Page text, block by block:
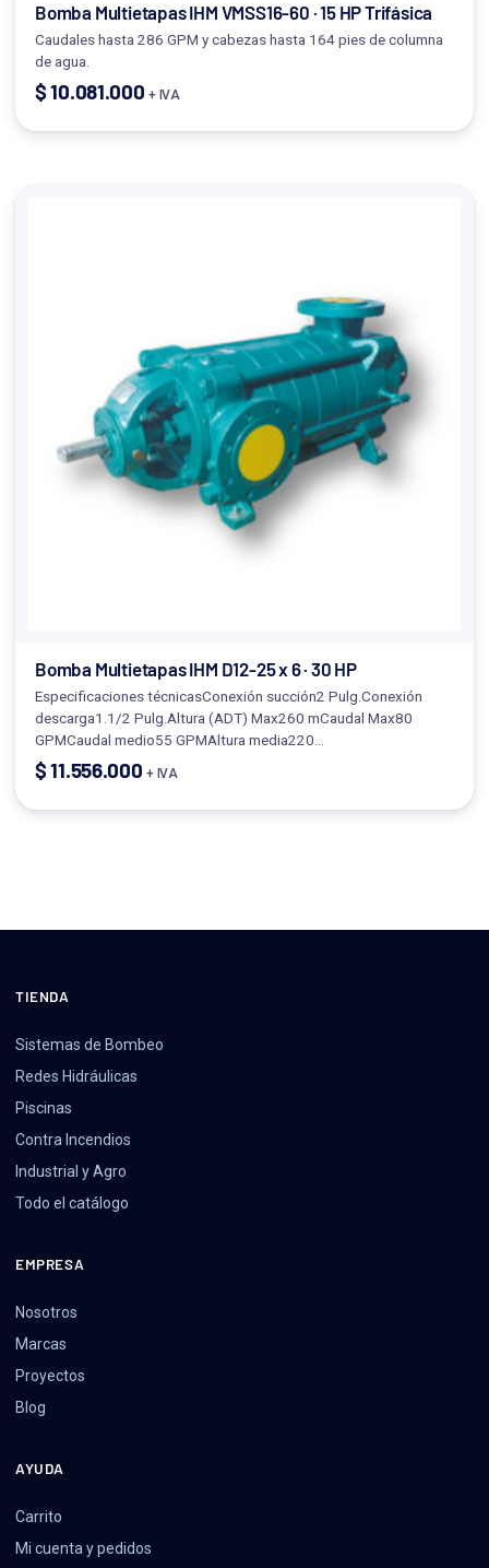
Bomba Multietapas IHM VMSS16-60 · 15 HP Trifásica
Caudales hasta 286 GPM y cabezas hasta 164 pies de columna
de agua.
$10.081.000 + IVA
Bomba Multietapas IHM D12-25 x 6 · 30 HP
Especificaciones técnicasConexión succión2 Pulg.Conexión
descarga1.1/2 Pulg.Altura (ADT) Max260 mCaudal Max80
GPMCaudal medio55 GPMAltura media220…
$11.556.000 + IVA
TIENDA
Sistemas de Bombeo
Redes Hidráulicas
Piscinas
Contra Incendios
Industrial y Agro
Todo el catálogo
EMPRESA
Nosotros
Marcas
Proyectos
Blog
AYUDA
Carrito
Mi cuenta y pedidos